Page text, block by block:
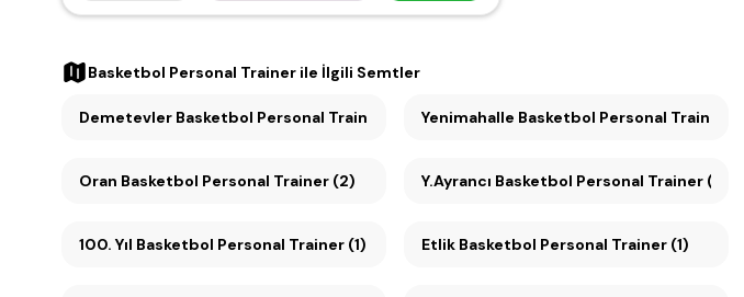
Basketbol Personal Trainer ile İlgili Semtler
Demetevler Basketbol Personal Trainer (2) Yenimahalle Basketbol Personal Trainer (2)
Oran Basketbol Personal Trainer (2) Y.Ayrancı Basketbol Personal Trainer (2)
100. Yıl Basketbol Personal Trainer (1) Etlik Basketbol Personal Trainer (1)